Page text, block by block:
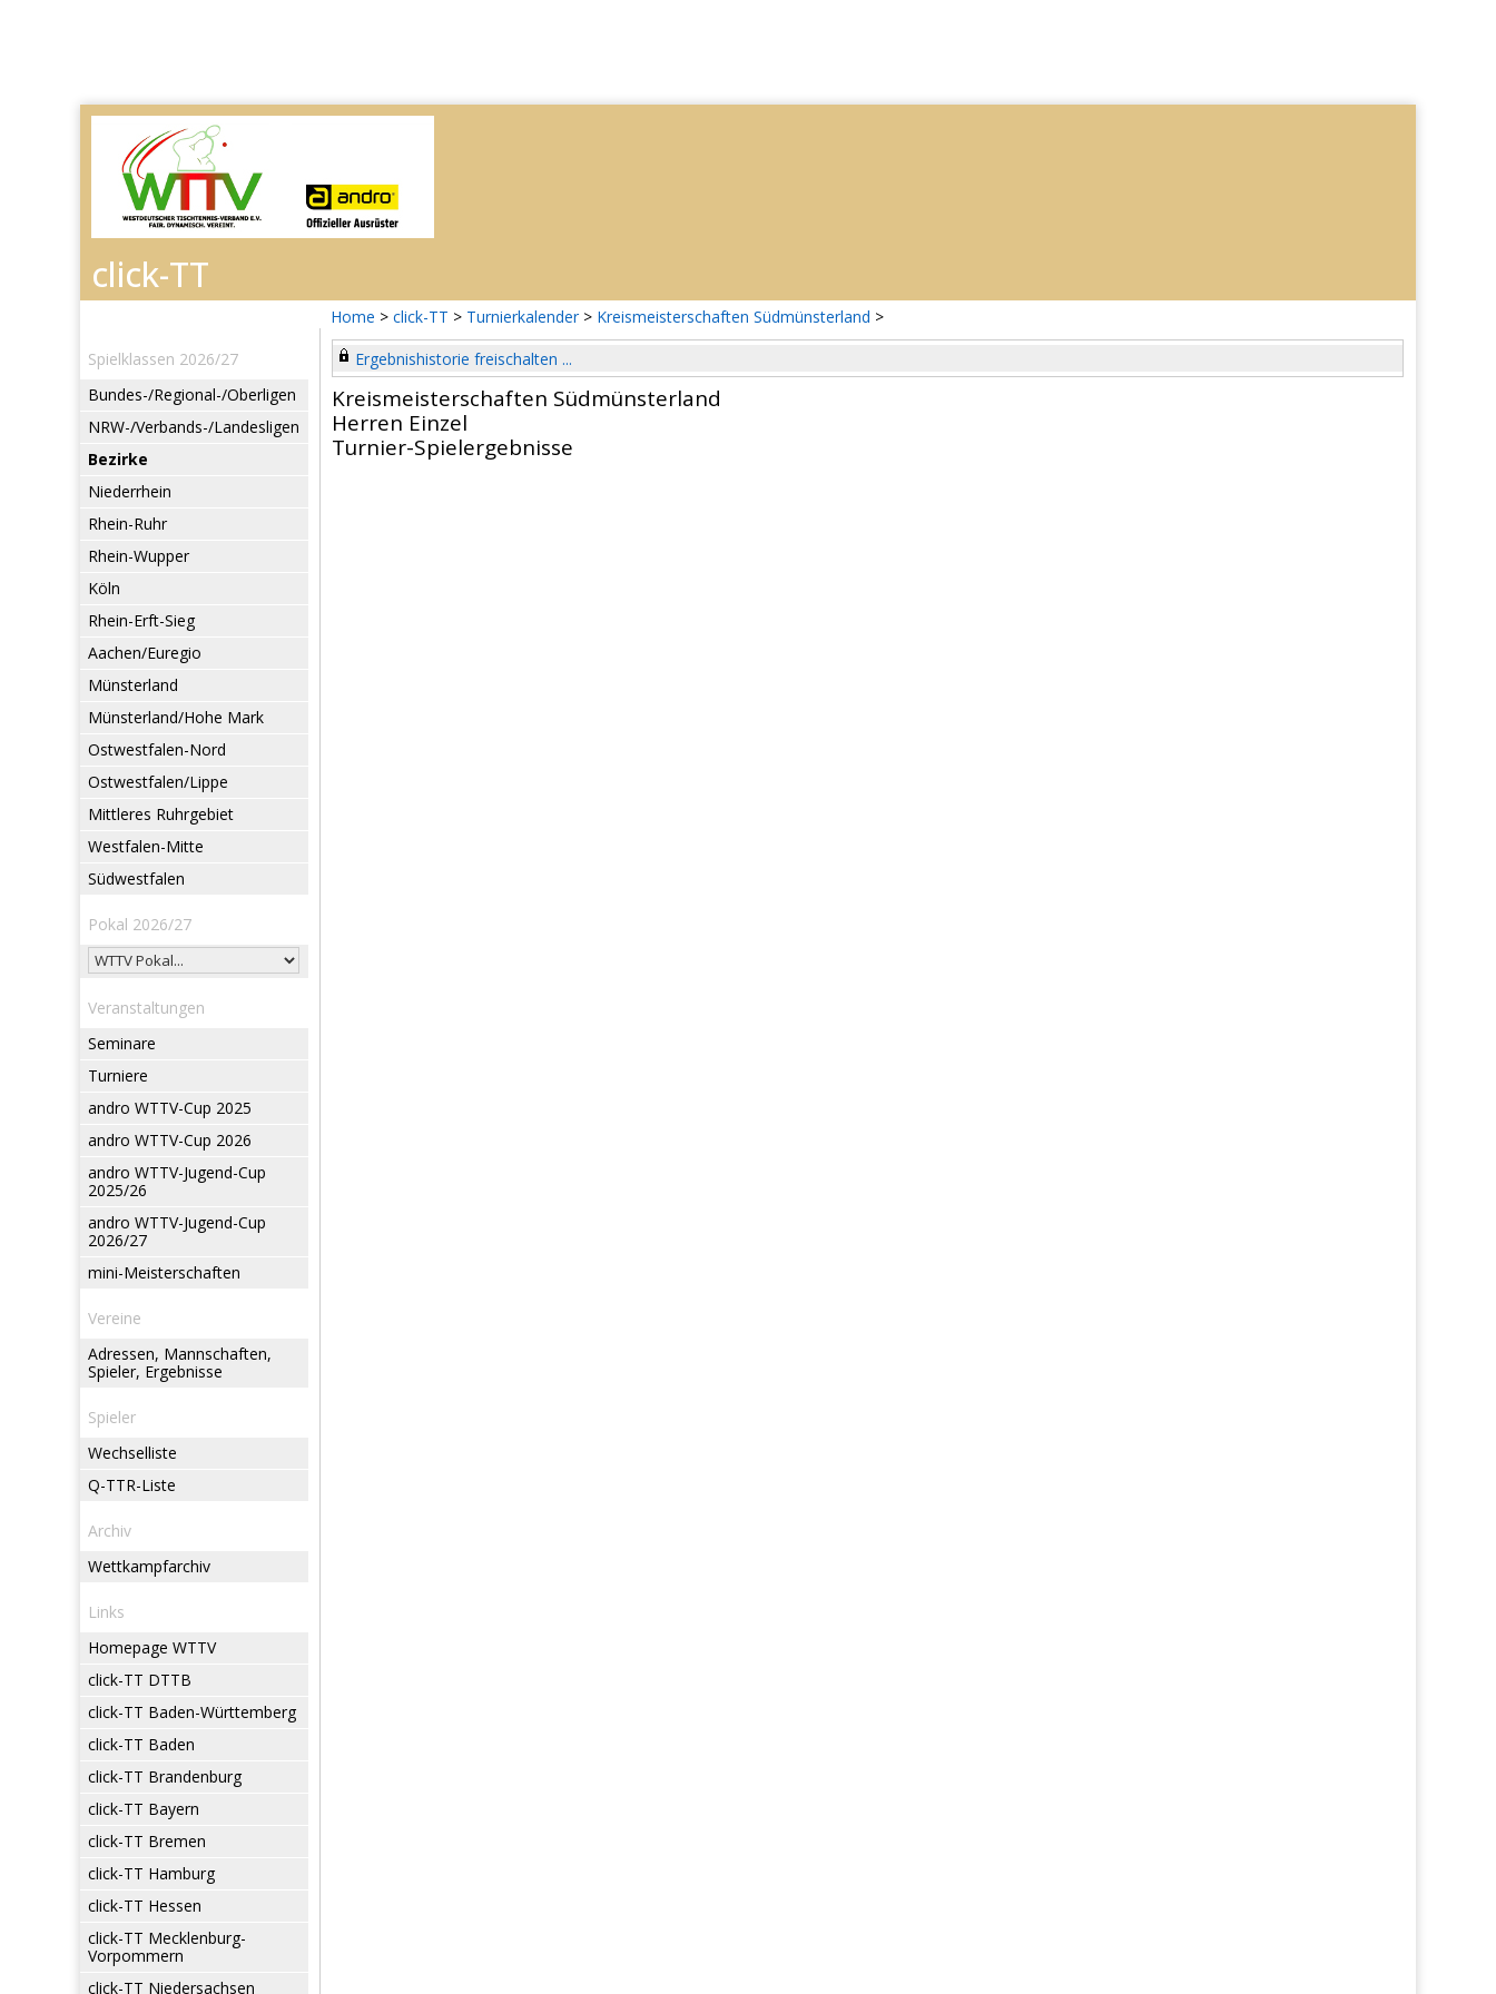
Home > click-TT > Turnierkalender > Kreismeisterschaften Südmünsterland >
Spielklassen 2026/27
Bundes-/Regional-/Oberligen
NRW-/Verbands-/Landesligen
Bezirke
Niederrhein
Rhein-Ruhr
Rhein-Wupper
Köln
Rhein-Erft-Sieg
Aachen/Euregio
Münsterland
Münsterland/Hohe Mark
Ostwestfalen-Nord
Ostwestfalen/Lippe
Mittleres Ruhrgebiet
Westfalen-Mitte
Südwestfalen
Pokal 2026/27
Veranstaltungen
Seminare
Turniere
andro WTTV-Cup 2025
andro WTTV-Cup 2026
andro WTTV-Jugend-Cup
2025/26
andro WTTV-Jugend-Cup
2026/27
mini-Meisterschaften
Vereine
Adressen, Mannschaften,
Spieler, Ergebnisse
Spieler
Wechselliste
Q-TTR-Liste
Archiv
Wettkampfarchiv
Links
Homepage WTTV
click-TT DTTB
click-TT Baden-Württemberg
click-TT Baden
click-TT Brandenburg
click-TT Bayern
click-TT Bremen
click-TT Hamburg
click-TT Hessen
click-TT Mecklenburg-
Vorpommern
click-TT Niedersachsen
Ergebnishistorie freischalten ...
Kreismeisterschaften Südmünsterland
Herren Einzel
Turnier-Spielergebnisse